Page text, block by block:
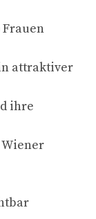
attraktiver
ihre